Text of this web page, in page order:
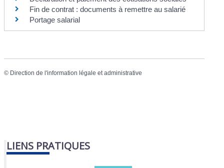
Fin de contrat : documents à remettre au salarié
Portage salarial
© Direction de l'information légale et administrative
LIENS PRATIQUES